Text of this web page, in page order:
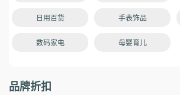
日用百货 手表饰品
数码家电 母婴育儿
品牌折扣